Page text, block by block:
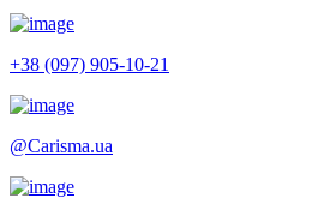
+38 (097) 905-10-21
@Carisma.ua